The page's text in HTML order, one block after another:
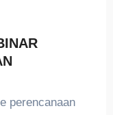
perencanaan